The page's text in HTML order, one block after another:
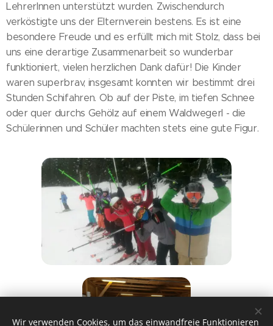
LehrerInnen unterstützt wurden. Zwischendurch
verköstigte uns der Elternverein bestens. Es ist eine
besondere Freude und es erfüllt mich mit Stolz, dass bei
uns eine derartige Zusammenarbeit so wunderbar
funktioniert, vielen herzlichen Dank dafür! Die Kinder
waren superbrav, insgesamt konnten wir bestimmt drei
Stunden Schifahren. Ob auf der Piste, im tiefen Schnee
oder quer durchs Gehölz auf einem Waldwegerl - die
Schülerinnen und Schüler machten stets eine gute Figur.
Wir verwenden Cookies, um das einwandfreie Funktionieren